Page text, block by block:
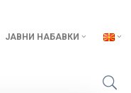
ЈАВНИ НАБАВКИ